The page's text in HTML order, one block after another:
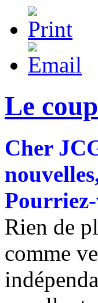
Le
Cher
Pourriez-
Rien de
comme